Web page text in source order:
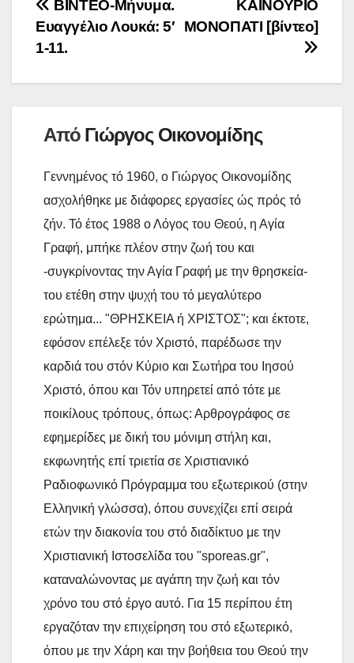
o
o
r
l
t
L
k
α
ε
τ
Πλοήγηση
άρθρων
ΚΑΙΝΟΥΡΙΟ
ΜΟΝΟΠΑΤΙ [βίντεο]
ΒΙΝΤΕΟ-Μήνυμα.
Ευαγγέλιο Λουκά: 5′
1-11.
Από Γιώργος Οικονομίδης
Γεννημένος τό 1960, ο Γιώργος Οικονομίδης
ασχολήθηκε με διάφορες εργασίες ώς πρός τό
ζήν. Τό έτος 1988 ο Λόγος του Θεού, η Αγία
Γραφή, μπήκε πλέον στην ζωή του και
-συγκρίνοντας την Αγία Γραφή με την θρησκεία-
του ετέθη στην ψυχή του τό μεγαλύτερο
ερώτημα... "ΘΡΗΣΚΕΙΑ ή ΧΡΙΣΤΟΣ"; και έκτοτε,
εφόσον επέλεξε τόν Χριστό, παρέδωσε την
καρδιά του στόν Κύριο και Σωτήρα του Ιησού
Χριστό, όπου και Τόν υπηρετεί από τότε με
ποικίλους τρόπους, όπως: Αρθρογράφος σε
εφημερίδες με δική του μόνιμη στήλη και,
εκφωνητής επί τριετία σε Χριστιανικό
Ραδιοφωνικό Πρόγραμμα του εξωτερικού (στην
Ελληνική γλώσσα), όπου συνεχίζει επί σειρά
ετών την διακονία του στό διαδίκτυο με την
Χριστιανική Ιστοσελίδα του "sporeas.gr",
καταναλώνοντας με αγάπη την ζωή και τόν
χρόνο του στό έργο αυτό. Για 15 περίπου έτη
εργαζόταν την επιχείρηση του στό εξωτερικό,
όπου με την Χάρη και την βοήθεια του Θεού την